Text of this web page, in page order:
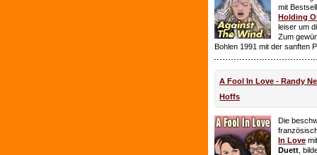
mit
Holding
leiser um
Zum
Bohlen 1991 mit der sanften
A Fool In Love - Randy
Hoffs
Die
In Love
Duett ,